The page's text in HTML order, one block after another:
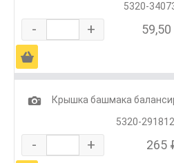
5320-
- +
Ä
1
Крышка башмака
5320-
- + 265